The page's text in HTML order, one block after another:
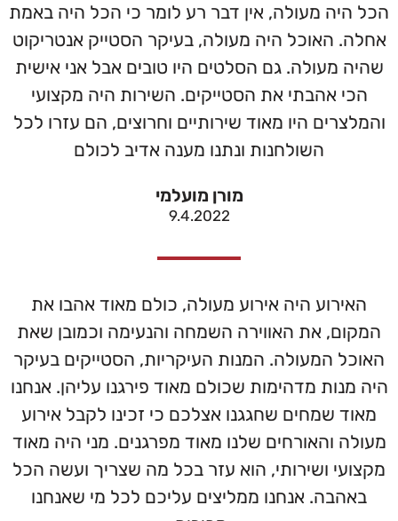
הכל היה מעולה, אין דבר רע לומר כי הכל היה באמת
אחלה. האוכל היה מעולה, בעיקר הסטייק אנטריקוט
שהיה מעולה. גם הסלטים היו טובים אבל אני אישית
הכי אהבתי את הסטייקים. השירות היה מקצועי
והמלצרים היו מאוד שירותיים וחרוצים, הם עזרו לכל
השולחנות ונתנו מענה אדיב לכולם
מורן מועלמי
9.4.2022
האירוע היה אירוע מעולה, כולם מאוד אהבו את
המקום, את האווירה השמחה והנעימה וכמובן שאת
האוכל המעולה. המנות העיקריות, הסטייקים בעיקר
היה מנות מדהימות שכולם מאוד פירגנו עליהן. אנחנו
מאוד שמחים שחגגנו אצלכם כי זכינו לקבל אירוע
מעולה והאורחים שלנו מאוד מפרגנים. מני היה מאוד
מקצועי ושירותי, הוא עזר בכל מה שצריך ועשה הכל
באהבה. אנחנו ממליצים עליכם לכל מי שאנחנו